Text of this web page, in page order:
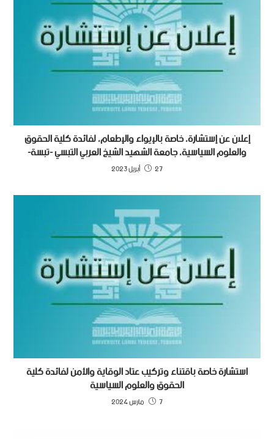
إعلان عن إستشارة، خاصة بالإيواء والإطعام، لفائدة كلية الحقوق
والعلوم السياسية، جامعة الشهيد الشيخ العربي التبسي -تبسة-
27 أبريل 2023
استشارة خاصة باقتناء وتركيب عتاد الوقاية والأمن لفائدة كلية
الحقوق والعلوم السياسية
7 مارس 2024